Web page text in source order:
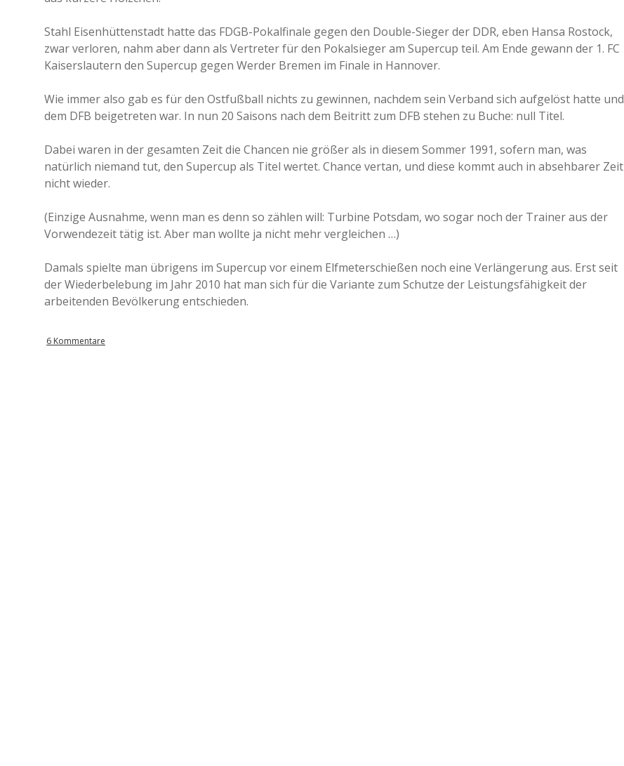
Stahl Eisenhüttenstadt hatte das FDGB-Pokalfinale gegen den Double-Sieger der DDR, eben Hansa Rostock,
zwar verloren, nahm aber dann als Vertreter für den Pokalsieger am Supercup teil. Am Ende gewann der 1. FC
Kaiserslautern den Supercup gegen Werder Bremen im Finale in Hannover.
Wie immer also gab es für den Ostfußball nichts zu gewinnen, nachdem sein Verband sich aufgelöst hatte und
dem DFB beigetreten war. In nun 20 Saisons nach dem Beitritt zum DFB stehen zu Buche: null Titel.
Dabei waren in der gesamten Zeit die Chancen nie größer als in diesem Sommer 1991, sofern man, was
natürlich niemand tut, den Supercup als Titel wertet. Chance vertan, und diese kommt auch in absehbarer Zeit
nicht wieder.
(Einzige Ausnahme, wenn man es denn so zählen will: Turbine Potsdam, wo sogar noch der Trainer aus der
Vorwendezeit tätig ist. Aber man wollte ja nicht mehr vergleichen …)
Damals spielte man übrigens im Supercup vor einem Elfmeterschießen noch eine Verlängerung aus. Erst seit
der Wiederbelebung im Jahr 2010 hat man sich für die Variante zum Schutze der Leistungsfähigkeit der
arbeitenden Bevölkerung entschieden.
6 Kommentare